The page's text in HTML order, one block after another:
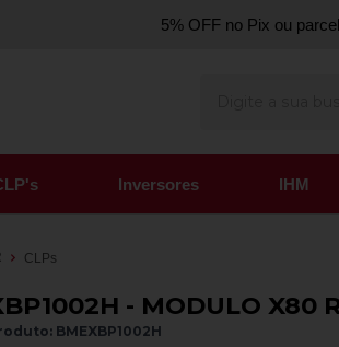
5% OFF no Pix ou
Inversores IHM
CLPs
- MODULO X80
BMEXBP1002H